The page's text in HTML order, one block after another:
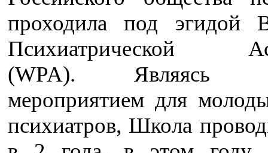
проходила под эгидой
Психиатрической
(WPA). Являясь
мероприятием для
психиатров, Школа